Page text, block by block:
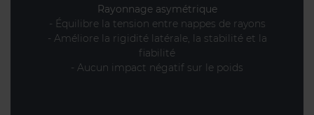
Rayonnage asymétrique
- Équilibre la tension entre nappes de rayons
- Améliore la rigidité latérale, la stabilité et la
fiabilité
- Aucun impact négatif sur le poids